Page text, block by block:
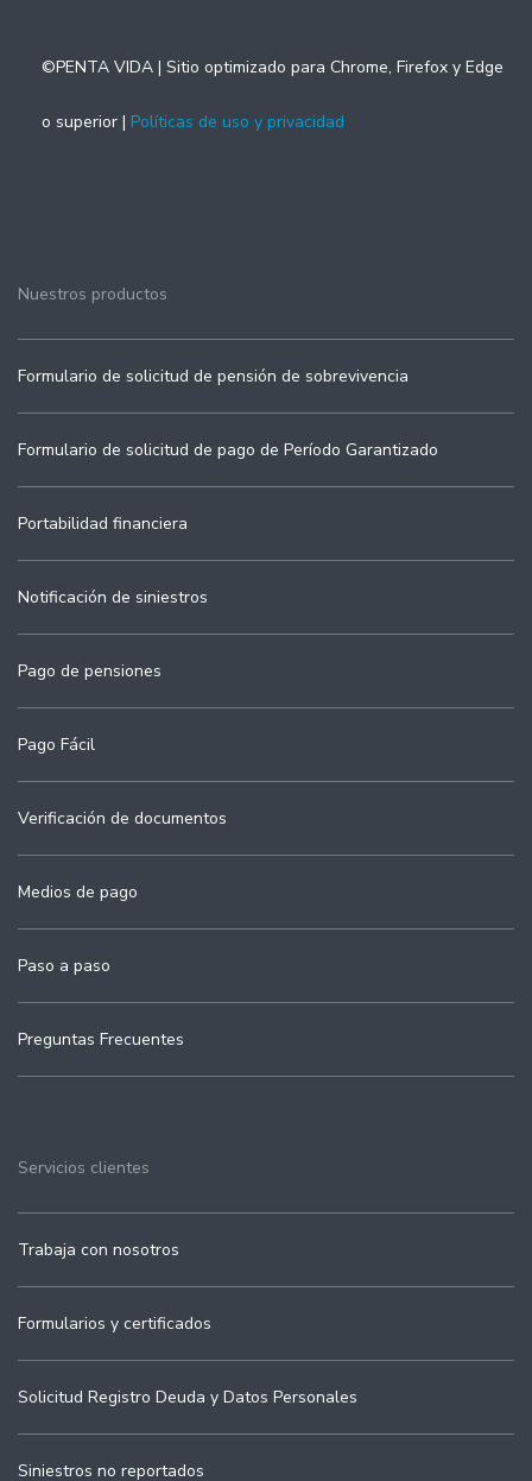
©PENTA VIDA | Sitio optimizado para Chrome, Firefox y Edge
o superior | Políticas de uso y privacidad
Nuestros productos
Formulario de solicitud de pensión de sobrevivencia
Formulario de solicitud de pago de Período Garantizado
Portabilidad financiera
Notificación de siniestros
Pago de pensiones
Pago Fácil
Verificación de documentos
Medios de pago
Paso a paso
Preguntas Frecuentes
Servicios clientes
Trabaja con nosotros
Formularios y certificados
Solicitud Registro Deuda y Datos Personales
Siniestros no reportados